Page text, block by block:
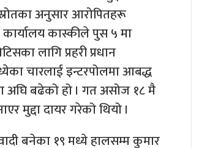
अनुसार आरोपितहरू
कास्कीले पुस ५ मा
लागि प्रहरी प्रधान
चारलाई इन्टरपोलमा आबद्ध
अघि बढेको हो । गत असोज १८ मै
मुद्दा दायर गरेको थियो ।
बनेका १९ मध्ये हालसम्म कुमार